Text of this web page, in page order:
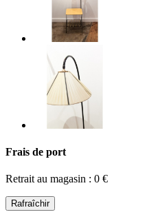
Frais de port
Retrait au magasin : 0 €